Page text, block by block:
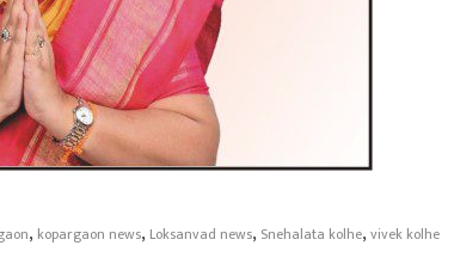
, kopargaon news, Loksanvad news, Snehalata kolhe, vivek kolhe